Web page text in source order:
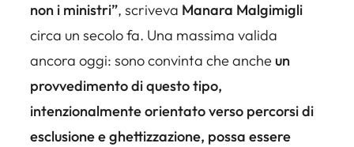
non i ministri”, scriveva Manara Malgimigli
circa un secolo fa. Una massima valida
ancora oggi: sono convinta che ancheun
provvedimento di questo tipo,
intenzionalmente orientato verso percorsi di
esclusione e ghettizzazione, possa essere